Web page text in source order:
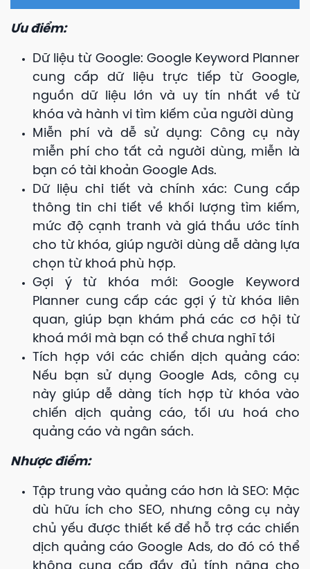
Ưu điểm:
Dữ liệu từ Google: Google Keyword Planner
cung cấp dữ liệu trực tiếp từ Google,
nguồn dữ liệu lớn và uy tín nhất về từ
khóa và hành vi tìm kiếm của người dùng
Miễn phí và dễ sử dụng: Công cụ này
miễn phí cho tất cả người dùng, miễn là
bạn có tài khoản Google Ads.
Dữ liệu chi tiết và chính xác: Cung cấp
thông tin chi tiết về khối lượng tìm kiếm,
mức độ cạnh tranh và giá thầu ước tính
cho từ khóa, giúp người dùng dễ dàng lựa
chọn từ khoá phù hợp.
Gợi ý từ khóa mới: Google Keyword
Planner cung cấp các gợi ý từ khóa liên
quan, giúp bạn khám phá các cơ hội từ
khoá mới mà bạn có thể chưa nghĩ tới
Tích hợp với các chiến dịch quảng cáo:
Nếu bạn sử dụng Google Ads, công cụ
này giúp dễ dàng tích hợp từ khóa vào
chiến dịch quảng cáo, tối ưu hoá cho
quảng cáo và ngân sách.
Nhược điểm:
Tập trung vào quảng cáo hơn là SEO: Mặc
dù hữu ích cho SEO, nhưng công cụ này
chủ yếu được thiết kế để hỗ trợ các chiến
dịch quảng cáo Google Ads, do đó có thể